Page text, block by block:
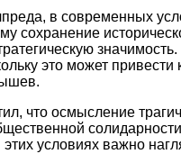
в современных
сохранение
это может привести
что осмысление
условиях важно